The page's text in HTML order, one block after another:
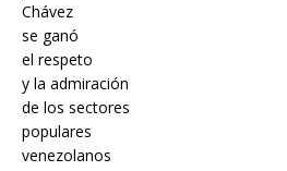
Chávez
se ganó
el respeto
y la admiración
de los sectores
populares
venezolanos